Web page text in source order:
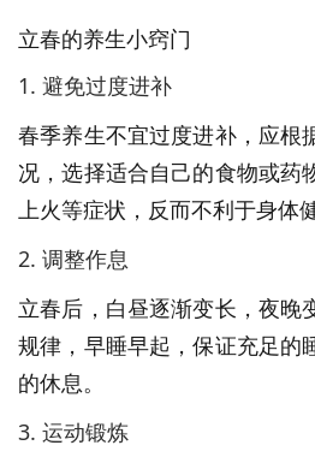
立春的养生小窍门
1. 避免过度进补
春季养生不宜过度进补，应根
况，选择适合自己的食物或药
上火等症状，反而不利于身体
2. 调整作息
立春后，白昼逐渐变长，夜晚
规律，早睡早起，保证充足的
的休息。
3. 运动锻炼